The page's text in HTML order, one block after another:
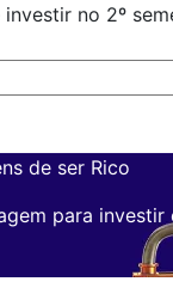
investir no 2º
de ser Rico
para